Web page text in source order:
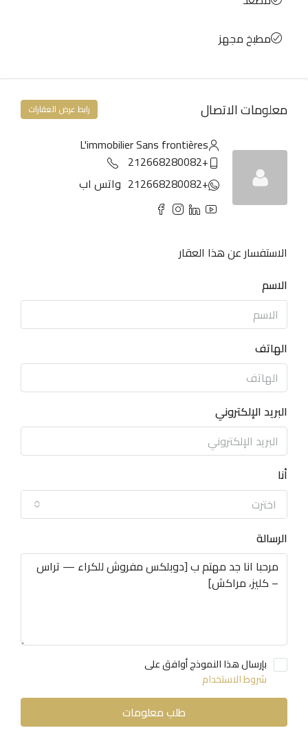
مطبخ مجهز
معلومات الاتصال رابط عرض العقارات
L'immobilier Sans frontières
+212668280082
+212668280082
واتس اب
الاستفسار عن هذا العقار
الاسم
الهاتف
البريد الإلكتروني
أنا
اخترت
الرسالة
بإرسال هذا النموذج أوافق على
شروط الاستخدام
طلب معلومات